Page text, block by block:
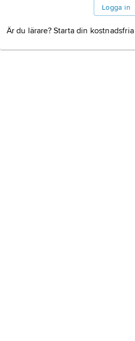
Logga in
Är du lärare? Starta din